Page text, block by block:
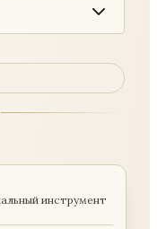
инструмент